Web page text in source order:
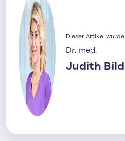
Dieser Artikel
Dr. med.
Judith